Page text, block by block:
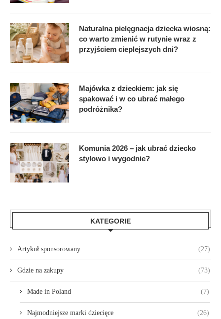
Naturalna pielęgnacja dziecka wiosną:
co warto zmienić w rutynie wraz z
przyjściem cieplejszych dni?
Majówka z dzieckiem: jak się
spakować i w co ubrać małego
podróżnika?
Komunia 2026 – jak ubrać dziecko
stylowo i wygodnie?
KATEGORIE
Artykuł sponsorowany (27)
Gdzie na zakupy (73)
Made in Poland (7)
Najmodniejsze marki dziecięce (26)